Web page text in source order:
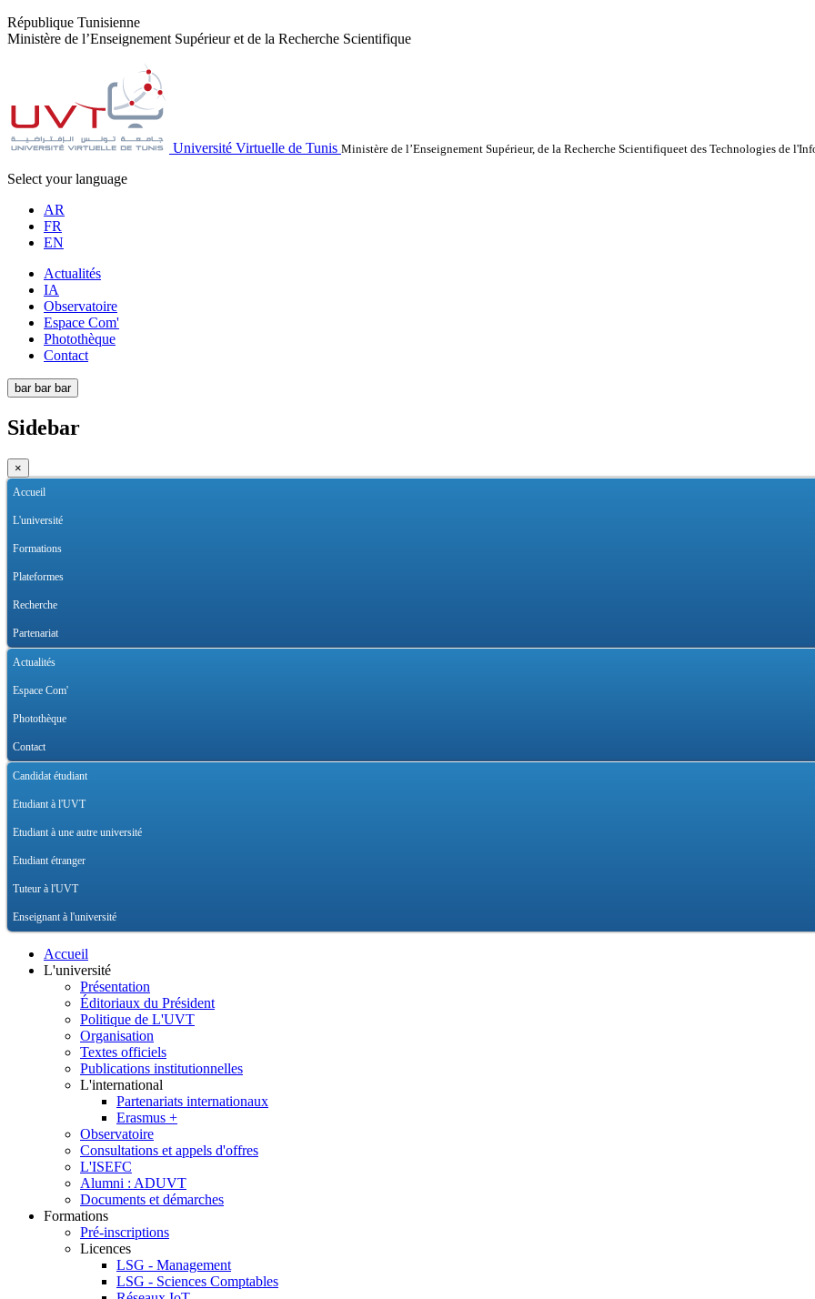
République Tunisienne
Ministère de l’Enseignement Supérieur et de la Recherche Scientifique
Université Virtuelle de Tunis Ministère de l’Enseignement Supérieur, de la Recherche Scientifiqueet des Technologies de
Select your language
AR
FR
EN
Actualités
IA
Observatoire
Espace Com'
Photothèque
Contact
bar bar bar
Sidebar
×
Accueil
L'université
Formations
Plateformes
Recherche
Partenariat
Actualités
Espace Com'
Photothèque
Contact
Candidat étudiant
Etudiant à l'UVT
Etudiant à une autre université
Etudiant étranger
Tuteur à l'UVT
Enseignant à l'université
Accueil
L'université
Présentation
Éditoriaux du Président
Politique de L'UVT
Organisation
Textes officiels
Publications institutionnelles
L'international
Partenariats internationaux
Erasmus +
Observatoire
Consultations et appels d'offres
L'ISEFC
Alumni : ADUVT
Documents et démarches
Formations
Pré-inscriptions
Licences
LSG - Management
LSG - Sciences Comptables